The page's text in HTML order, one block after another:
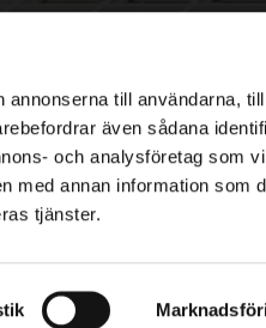
till användarna,
även sådana
och analysföretag som vi
med annan information som
tjänster.
Order Nordic